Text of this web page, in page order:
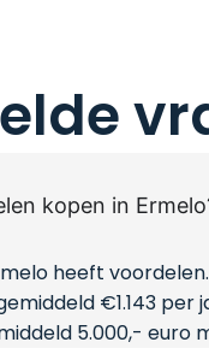
kopen in
heeft
€1.143 per
5.000,- euro